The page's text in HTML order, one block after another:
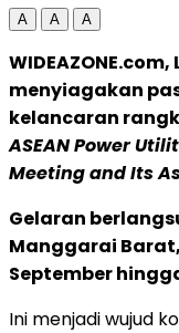
A A A
WIDEAZONE.com,
menyiagakan
kelancaran
ASEAN Power
Meeting and Its
Gelaran
Manggarai
September
Ini menjadi wujud